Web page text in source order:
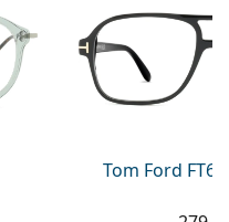
Tom Ford